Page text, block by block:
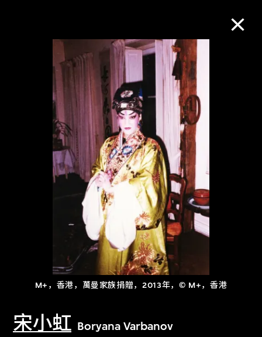
M+，香港，萬曼家族捐贈，2013年，© M+，香港
宋小虹 Boryana Varbanov
M+藏品
进一步筛选
关于M+藏品
探索世界顶级的二十及二十一世纪视觉
文化藏品。